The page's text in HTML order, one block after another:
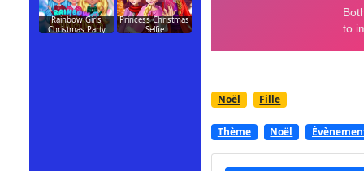
Noël Fille
Thème Noël
Rainbow Girls
Christmas Party
Princess Christmas
Selfie